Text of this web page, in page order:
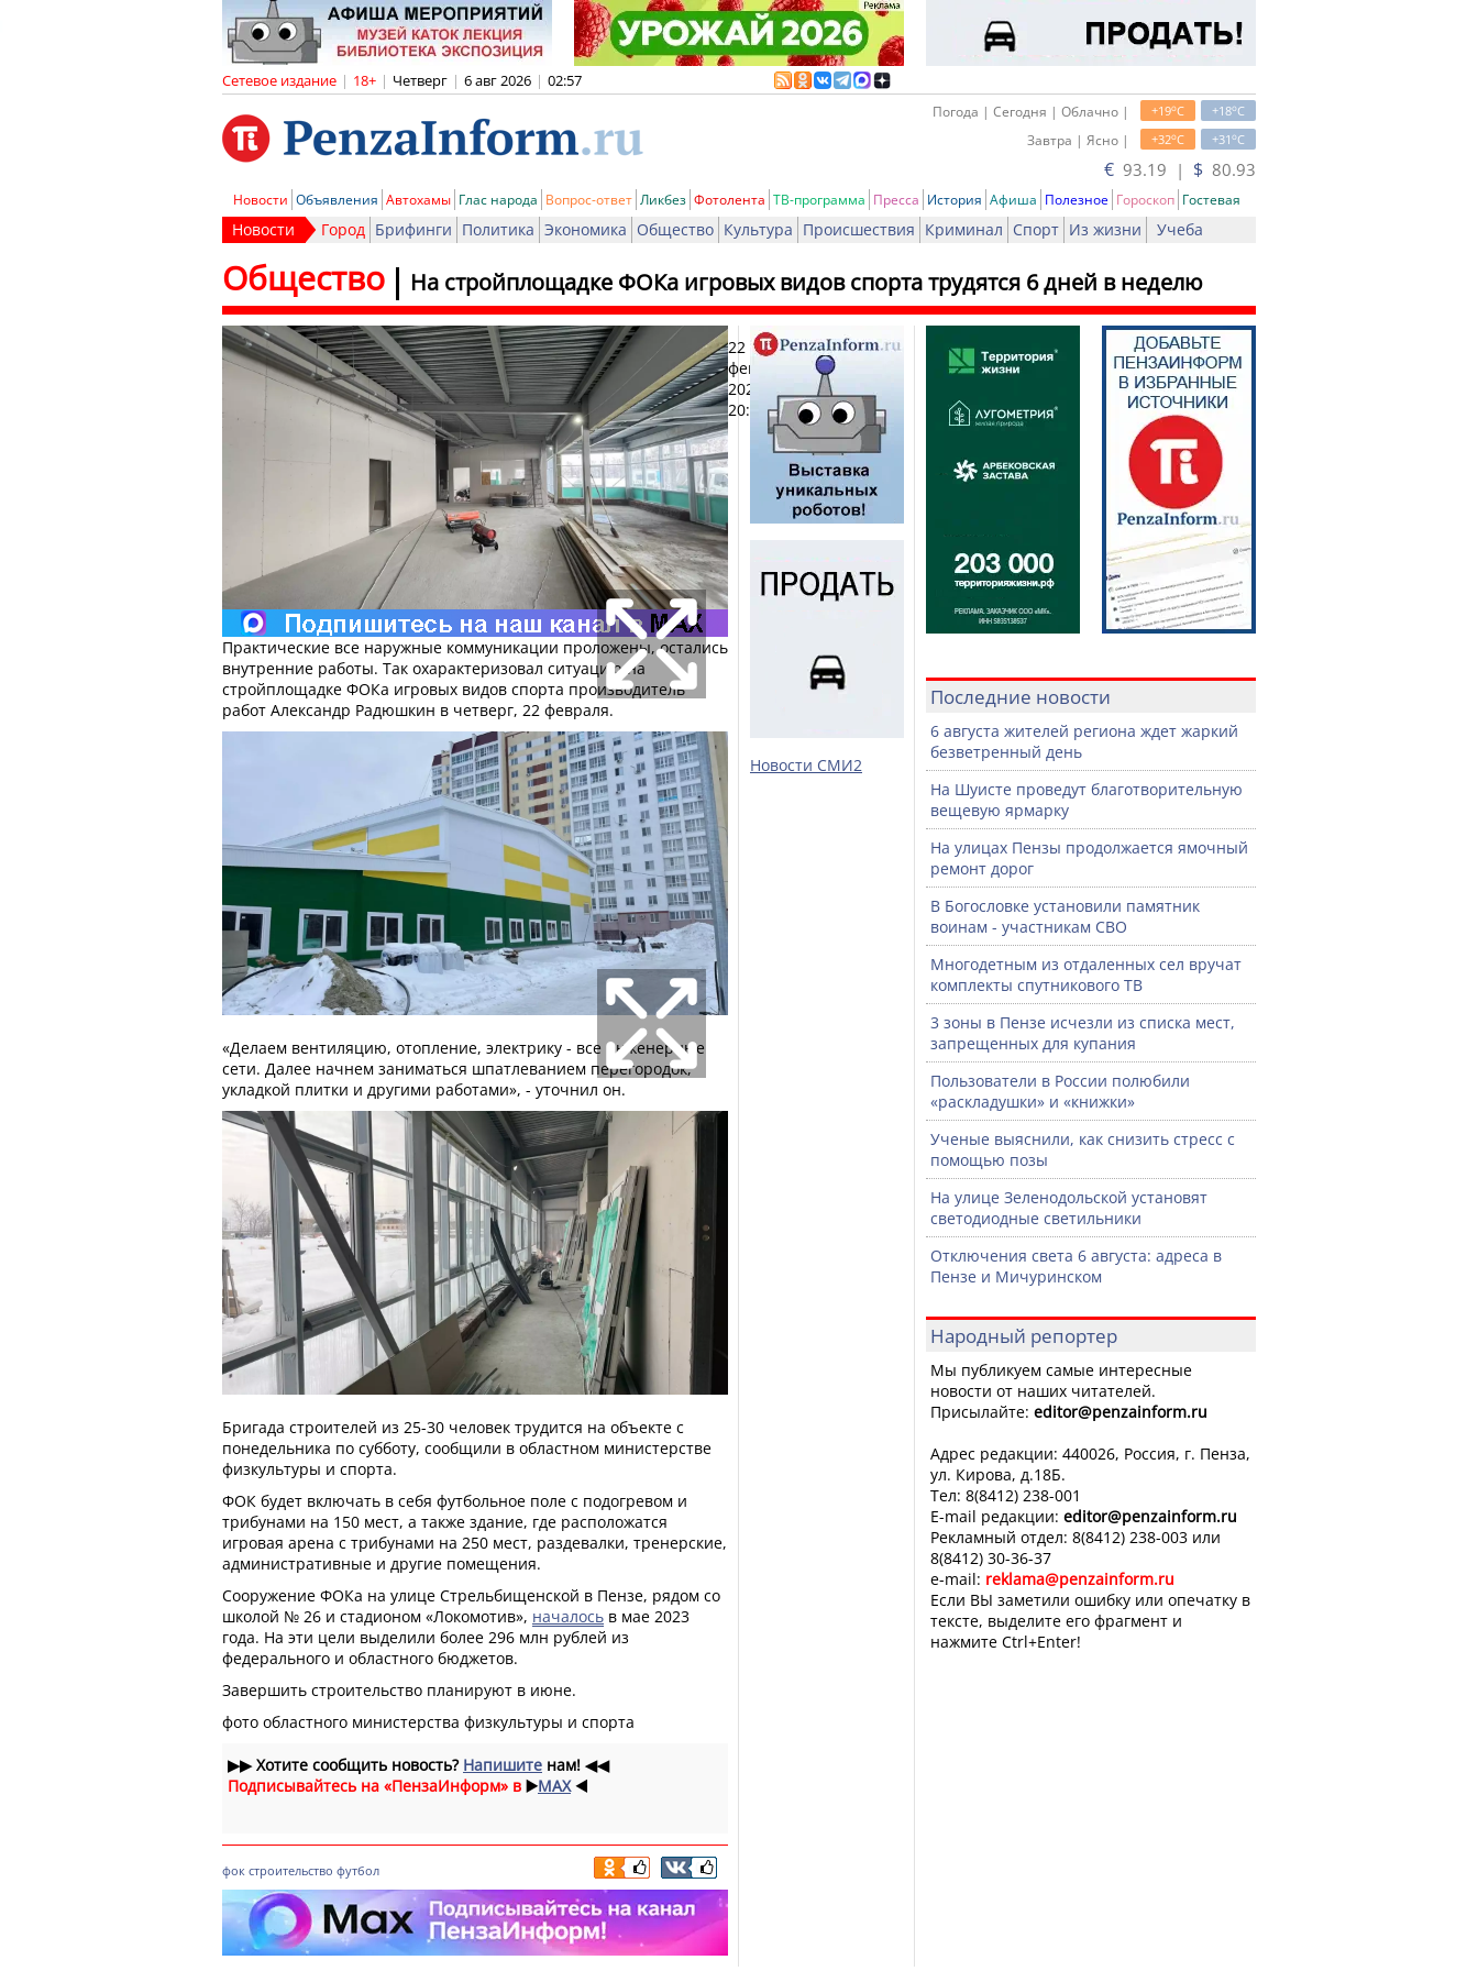
Сетевое издание | 18+ | Четверг | 6 авг 2026 | 02:57
+18oC
+19oC
Погода | Сегодня | Облачно |
+31oC
+32oC
Завтра | Ясно |
€ 93.19 | $ 80.93
Новости Объявления Автохамы Глас народа Вопрос-ответ Ликбез Фотолента ТВ-программа Пресса История Афиша Полезное Гороскоп Гостевая
Новости Город Брифинги Политика Экономика Общество Культура Происшествия Криминал Спорт Из жизни Учеба
На стройплощадке ФОКа игровых видов спорта трудятся 6 дней в неделю
Общество
22
февраля
2024,
20:14
Печать
Практические все наружные коммуникации проложены, остались
внутренние работы. Так охарактеризовал ситуацию на
стройплощадке ФОКа игровых видов спорта производитель
работ Александр Радюшкин в четверг, 22 февраля.
«Делаем вентиляцию, отопление, электрику - все инженерные
сети. Далее начнем заниматься шпатлеванием перегородок,
укладкой плитки и другими работами», - уточнил он.
Бригада строителей из 25-30 человек трудится на объекте с
понедельника по субботу, сообщили в областном министерстве
физкультуры и спорта.
ФОК будет включать в себя футбольное поле с подогревом и
трибунами на 150 мест, а также здание, где расположатся
игровая арена с трибунами на 250 мест, раздевалки, тренерские,
административные и другие помещения.
Сооружение ФОКа на улице Стрельбищенской в Пензе, рядом со
школой № 26 и стадионом «Локомотив», началось в мае 2023
года. На эти цели выделили более 296 млн рублей из
федерального и областного бюджетов.
Завершить строительство планируют в июне.
фото областного министерства физкультуры и спорта
▶▶Хотите сообщить новость? Напишите нам! ◀◀
Подписывайтесь на «ПензаИнформ» в ▶️MAX ◀️
фок строительство футбол
Новости СМИ2
Последние новости
6 августа жителей региона ждет жаркий
безветренный день
На Шуисте проведут благотворительную
вещевую ярмарку
На улицах Пензы продолжается ямочный
ремонт дорог
В Богословке установили памятник
воинам - участникам СВО
Многодетным из отдаленных сел вручат
комплекты спутникового ТВ
3 зоны в Пензе исчезли из списка мест,
запрещенных для купания
Пользователи в России полюбили
«раскладушки» и «книжки»
Ученые выяснили, как снизить стресс с
помощью позы
На улице Зеленодольской установят
светодиодные светильники
Отключения света 6 августа: адреса в
Пензе и Мичуринском
Народный репортер
Мы публикуем самые интересные
новости от наших читателей.
Присылайте: editor@penzainform.ru
Адрес редакции: 440026, Россия, г. Пенза,
ул. Кирова, д.18Б.
Тел: 8(8412) 238-001
E-mail редакции: editor@penzainform.ru
Рекламный отдел: 8(8412) 238-003 или
8(8412) 30-36-37
e-mail: reklama@penzainform.ru
Если ВЫ заметили ошибку или опечатку в
тексте, выделите его фрагмент и
нажмите Ctrl+Enter!